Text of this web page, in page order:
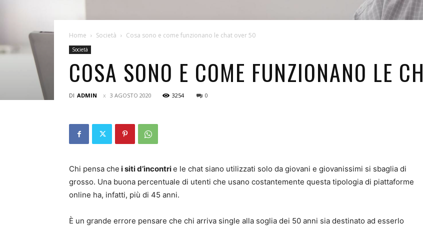
Home Società Cosa sono e come funzionano le chat over 50
Società
COSA SONO E COME FUNZIONANO LE
DI ADMIN 3 AGOSTO 2020 3254 0
Chi pensa che i siti d’incontrie le chat siano utilizzati solo da giovani e giovanissimi si sbaglia di
grosso. Una buona percentuale di utenti che usano costantemente questa tipologia di piattaforme
online ha, infatti, più di 45 anni.
È un grande errore pensare che chi arriva single alla soglia dei 50 anni sia destinato ad esserlo